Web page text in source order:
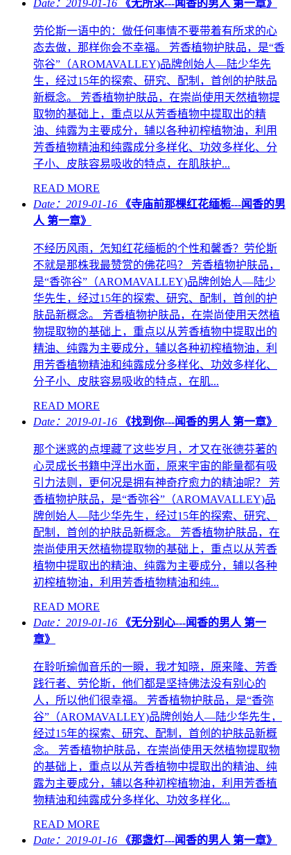
Date：2019-01-16
《无所求---闻香的男人 第一章》
劳伦斯一语中的：做任何事情不要带着有所求的心
态去做，那样你会不幸福。 芳香植物护肤品，是“香
弥谷”（AROMAVALLEY)品牌创始人—陆少华先
生，经过15年的探索、研究、配制，首创的护肤品
新概念。 芳香植物护肤品，在崇尚使用天然植物提
取物的基础上，重点以从芳香植物中提取出的精
油、纯露为主要成分，辅以各种初榨植物油，利用
芳香植物精油和纯露成分多样化、功效多样化、分
子小、皮肤容易吸收的特点，在肌肤护...
READ MORE
Date：2019-01-16
《寺庙前那棵红花缅栀---闻香的男
人 第一章》
不经历风雨，怎知红花缅栀的个性和馨香？劳伦斯
不就是那株我最赞赏的佛花吗？ 芳香植物护肤品，
是“香弥谷”（AROMAVALLEY)品牌创始人—陆少
华先生，经过15年的探索、研究、配制，首创的护
肤品新概念。 芳香植物护肤品，在崇尚使用天然植
物提取物的基础上，重点以从芳香植物中提取出的
精油、纯露为主要成分，辅以各种初榨植物油，利
用芳香植物精油和纯露成分多样化、功效多样化、
分子小、皮肤容易吸收的特点，在肌...
READ MORE
Date：2019-01-16
《找到你---闻香的男人 第一章》
那个迷惑的点埋藏了这些岁月，才又在张德芬著的
心灵成长书籍中浮出水面，原来宇宙的能量都有吸
引力法则，更何况是拥有神奇疗愈力的精油呢？ 芳
香植物护肤品，是“香弥谷”（AROMAVALLEY)品
牌创始人—陆少华先生，经过15年的探索、研究、
配制，首创的护肤品新概念。 芳香植物护肤品，在
崇尚使用天然植物提取物的基础上，重点以从芳香
植物中提取出的精油、纯露为主要成分，辅以各种
初榨植物油，利用芳香植物精油和纯...
READ MORE
Date：2019-01-16
《无分别心---闻香的男人 第一
章》
在聆听瑜伽音乐的一瞬，我才知晓，原来隆、芳香
践行者、劳伦斯，他们都是坚持佛法没有别心的
人，所以他们很幸福。 芳香植物护肤品，是“香弥
谷”（AROMAVALLEY)品牌创始人—陆少华先生，
经过15年的探索、研究、配制，首创的护肤品新概
念。 芳香植物护肤品，在崇尚使用天然植物提取物
的基础上，重点以从芳香植物中提取出的精油、纯
露为主要成分，辅以各种初榨植物油，利用芳香植
物精油和纯露成分多样化、功效多样化...
READ MORE
Date：2019-01-16
《那盏灯---闻香的男人 第一章》